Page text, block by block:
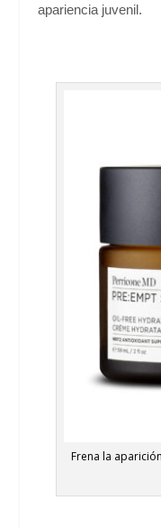
apariencia juvenil.
Frena la